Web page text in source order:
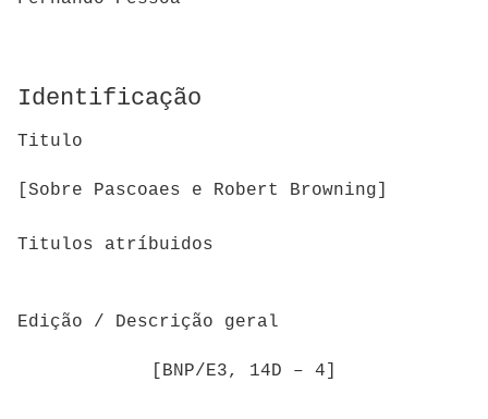
Identificação
Titulo
[Sobre Pascoaes e Robert Browning]
Titulos atríbuidos
Edição / Descrição geral
[BNP/E3, 14D – 4]